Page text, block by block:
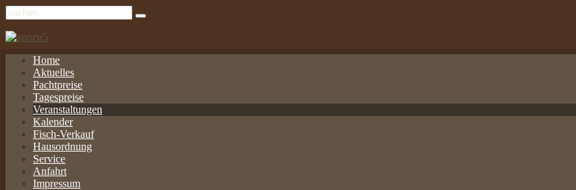
Home
Aktuelles
Pachtpreise
Tagespreise
Veranstaltungen
Kalender
Fisch-Verkauf
Hausordnung
Service
Anfahrt
Impressum